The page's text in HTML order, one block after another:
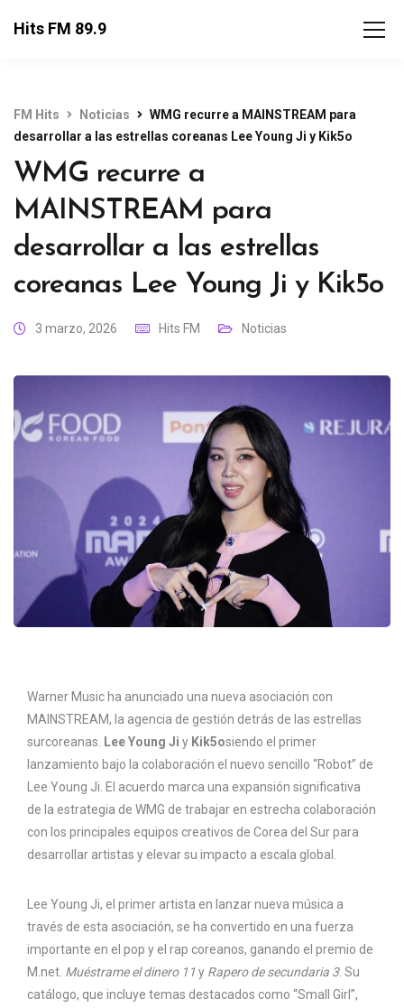
Hits FM 89.9
FM Hits Noticias
WMG recurre a MAINSTREAM para
desarrollar a las estrellas coreanas Lee Young Ji y Kik5o
WMG recurre a
MAINSTREAM para
desarrollar a las estrellas
coreanas Lee Young Ji y Kik5o
3 marzo, 2026 Hits FM Noticias
Warner Music ha anunciado una nueva asociación con
MAINSTREAM, la agencia de gestión detrás de las estrellas
surcoreanas.
Lee Young Ji y Kik5osiendo el primer
lanzamiento bajo la colaboración el nuevo sencillo “Robot” de
Lee Young Ji. El acuerdo marca una expansión significativa
de la estrategia de WMG de trabajar en estrecha colaboración
con los principales equipos creativos de Corea del Sur para
desarrollar artistas y elevar su impacto a escala global.
Lee Young Ji, el primer artista en lanzar nueva música a
través de esta asociación, se ha convertido en una fuerza
importante en el pop y el rap coreanos, ganando el premio de
M.net. Muéstrame el dinero 11y Rapero de secundaria 3. Su
catálogo, que incluye temas destacados como “Small Girl”,